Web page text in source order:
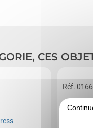
CES
Réf.
Balle